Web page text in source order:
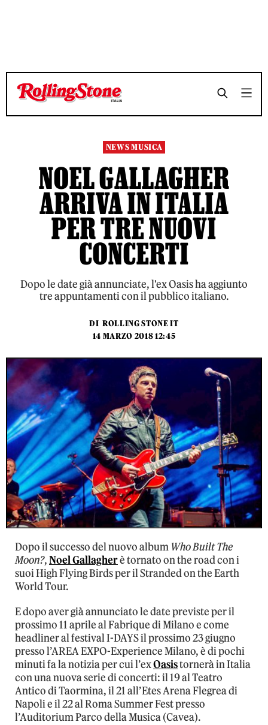
TEMPO DI LETTURA 3 MINUTI SHARE
TEMPO DI LETTURA 3 MINUTI SHARE
NEWS MUSICA
NOEL GALLAGHER
ARRIVA IN ITALIA
PER TRE NUOVI
CONCERTI
Dopo le date già annunciate, l'ex Oasis ha aggiunto
tre appuntamenti con il pubblico italiano.
DI ROLLING STONE IT
14 MARZO 2018 12:45
Dopo il successo del nuovo album Who Built The
Moon?,Noel Gallagherè tornato on the road con i
suoi High Flying Birds per il Stranded on the Earth
World Tour.
E dopo aver già annunciato le date previste per il
prossimo 11 aprile al Fabrique di Milano e come
headliner al festival I-DAYS il prossimo 23 giugno
presso l’AREA EXPO-Experience Milano, è di pochi
minuti fa la notizia per cui l’exOasistornerà in Italia
con una nuova serie di concerti: il 19 al Teatro
Antico di Taormina, il 21 all’Etes Arena Flegrea di
Napoli e il 22 al Roma Summer Fest presso
l’Auditorium Parco della Musica (Cavea).